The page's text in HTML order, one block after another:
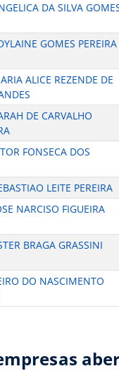
DA SILVA
GOMES PEREIRA
ALICE REZENDE DE
DE CARVALHO
FONSECA DOS
LEITE PEREIRA
NARCISO FIGUEIRA
BRAGA GRASSINI
DO NASCIMENTO